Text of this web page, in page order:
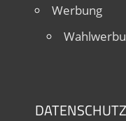
Werbung
DATENSCHUTZ